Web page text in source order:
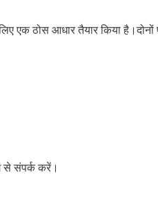
आधार तैयार किया है।दोनों पक्ष
से संपर्क करें।